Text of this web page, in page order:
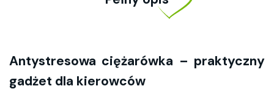
Antystresowa ciężarówka – praktyczny
gadżet dla kierowców